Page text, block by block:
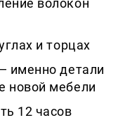
и торцах
именно детали
новой мебели
12 часов